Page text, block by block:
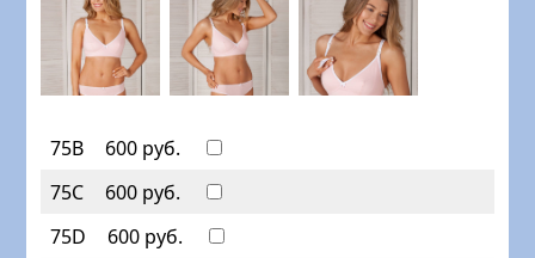
75B
600 руб.
75C
600 руб.
75D
600 руб.